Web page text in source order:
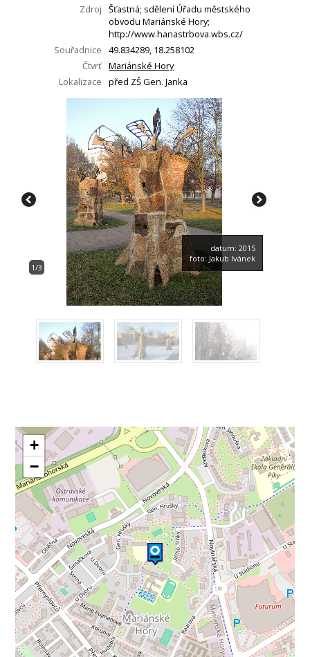
Zdroj
Šťastná; sdělení Úřadu městského
obvodu Mariánské Hory;
http://www.hanastrbova.wbs.cz/
Souřadnice
49.834289, 18.258102
Čtvrť Mariánské Hory
Lokalizace
před ZŠ Gen. Janka
1/3
datum: 2015
foto: Jakub Ivánek
+
−